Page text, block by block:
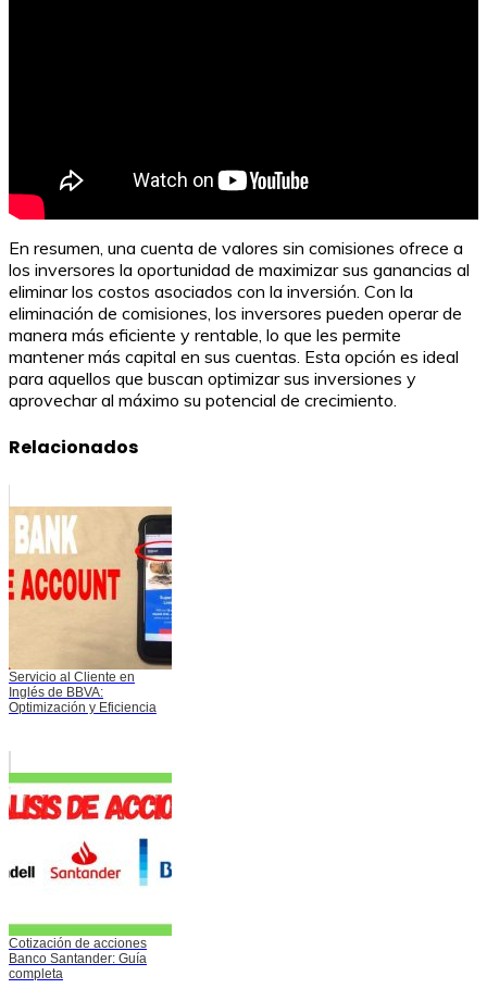
En resumen, una cuenta de valores sin comisiones ofrece a
los inversores la oportunidad de maximizar sus ganancias al
eliminar los costos asociados con la inversión. Con la
eliminación de comisiones, los inversores pueden operar de
manera más eficiente y rentable, lo que les permite
mantener más capital en sus cuentas. Esta opción es ideal
para aquellos que buscan optimizar sus inversiones y
aprovechar al máximo su potencial de crecimiento.
Relacionados
Servicio al Cliente en
Inglés de BBVA:
Optimización y Eficiencia
Cotización de acciones
Banco Santander: Guía
completa